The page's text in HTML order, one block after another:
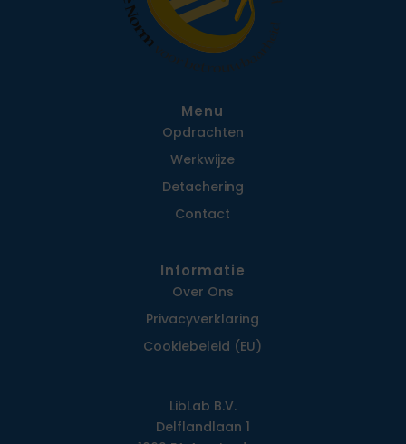
Menu
Opdrachten
Werkwijze
Detachering
Contact
Informatie
Over Ons
Privacy­verklaring
Cookiebeleid (EU)
LibLab B.V.
Delflandlaan 1